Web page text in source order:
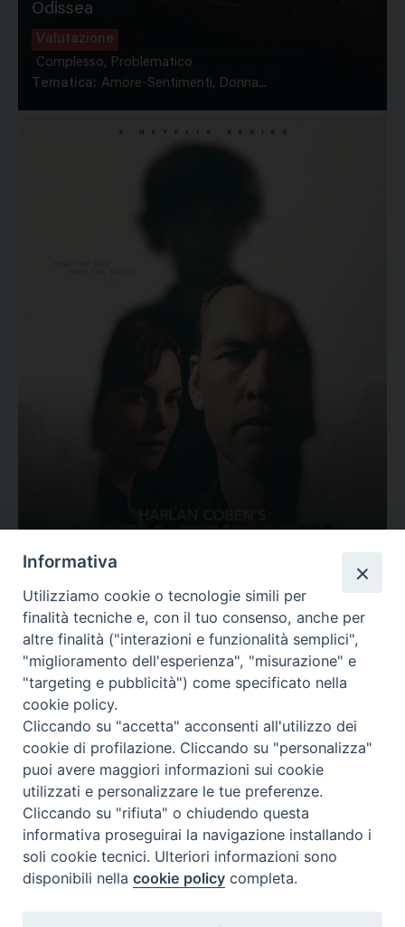
Odissea
Valutazione
Complesso, Problematico
Tematica: Amore-Sentimenti, Donna...
Valutazione
Complesso, Problematico
Tematica: Amore-Sentimenti, Carcere...
Contatti & Info
C.ne Aurelia, 50 – 00165 Roma
Contatti
Informativa
Utilizziamo cookie o tecnologie simili per
finalità tecniche e, con il tuo consenso, anche per
altre finalità ("interazioni e funzionalità semplici",
"miglioramento dell'esperienza", "misurazione" e
"targeting e pubblicità") come specificato nella
cookie policy.
Cliccando su "accetta" acconsenti all'utilizzo dei
cookie di profilazione. Cliccando su "personalizza"
puoi avere maggiori informazioni sui cookie
utilizzati e personalizzare le tue preferenze.
Cliccando su "rifiuta" o chiudendo questa
informativa proseguirai la navigazione installando i
soli cookie tecnici. Ulteriori informazioni sono
disponibili nellacookie policy completa.